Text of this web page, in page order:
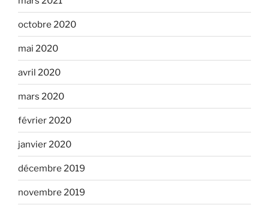
octobre 2020
mai 2020
avril 2020
mars 2020
février 2020
janvier 2020
décembre 2019
novembre 2019